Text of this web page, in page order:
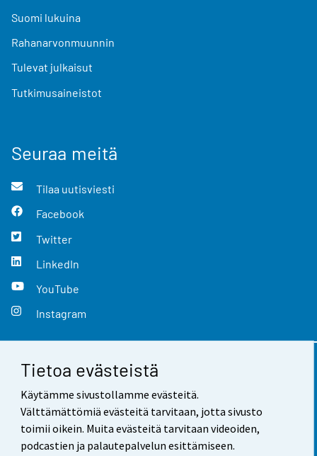
Tietoa evästeistä
Käytämme sivustollamme evästeitä.
Välttämättömiä evästeitä tarvitaan, jotta sivusto
toimii oikein. Muita evästeitä tarvitaan videoiden,
podcastien ja palautepalvelun esittämiseen.
Suomi lukuina
Rahanarvonmuunnin
Tulevat julkaisut
Tutkimusaineistot
Seuraa meitä
Tilaa uutisviesti
Facebook
Twitter
LinkedIn
YouTube
Instagram
Yhteystiedot
Palaute
Käyttöehdot